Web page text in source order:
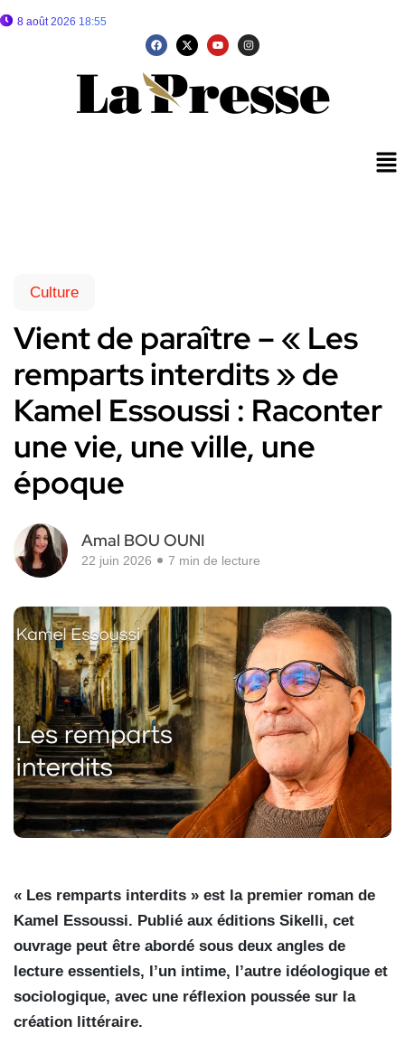
8 août 2026 18:55
Culture
Vient de paraître – « Les
remparts interdits » de
Kamel Essoussi : Raconter
une vie, une ville, une
époque
Amal BOU OUNI
22 juin 2026 7 min de lecture
« Les remparts interdits » est la premier roman de
Kamel Essoussi. Publié aux éditions Sikelli, cet
ouvrage peut être abordé sous deux angles de
lecture essentiels, l’un intime, l’autre idéologique et
sociologique, avec une réflexion poussée sur la
création littéraire.